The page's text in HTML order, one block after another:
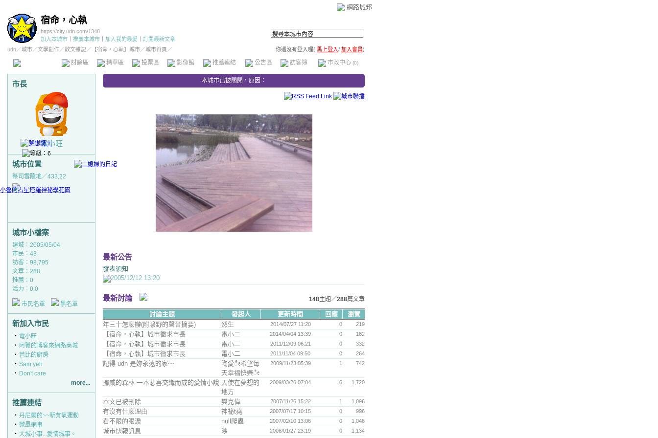
網路城邦
宿命，心執
https://city.udn.com/1348
加入本城市
推薦本城市 加入我的最愛
訂閱最新文章
udn／城市／文學創作／散文雜記／ 【宿命，心執】城市／城市首頁／ 你還沒有登入喔( 馬上登入/ 加入會員)
討論區 精華區 投票區 影像館 推薦連結 公告區 訪客簿 市政中心 (0)
市長
電小旺
城市位置
祭司雪陵地／433,22
城市小檔案
建城：2005/05/04
市民：43
訪客：98,795
文章：288
推薦： 0
活力：0.0
市民名單 黑名單
新加入市民
‧ 電小旺
‧ 阿饕的博客來網路商城
‧ 芭比的廚房
‧ Sam yeh
‧ Don't care
more...
推薦連結
‧ 丹尼爾的~~新有氧運動
‧ 微風網事
‧ 大城小事...愛情城事。
本城市已被關閉，原因：
最新公告
發表須知
2005/12/12 13:20
最新討論 148主題／288篇文章
討論主題 發起人 更新時間 回應
瀏覽
年三十怎麼辦(附曠野的聲音摘要)
然生 2014/07/27 11:20 0 219
【宿命，心執】城市徵求市長 電小二 2014/04/04 13:39 0 182
【宿命，心執】城市徵求市長 電小二 2011/12/09 06:21 0 332
【宿命，心執】城市徵求市長 電小二 2011/11/04 09:50 0 264
記得 udn 是妳永遠的家～
陶愛ೀ希望每
天幸福快樂ೀ
2009/11/23 05:39 1 742
挪威的森林 一本悲喜交織而成的愛情小說 天使在夢想的
地方
2009/03/26 07:04 6 1,720
本文已被刪除 樊克偉 2007/11/26 15:22 1 1,096
有沒有什麼理由 神祕t堯 2007/07/17 10:15 0 996
看不限的眼淚 null爬蟲 2007/02/10 13:06 0 1,046
城市快報訊息 映 2006/01/27 23:19 0 1,134